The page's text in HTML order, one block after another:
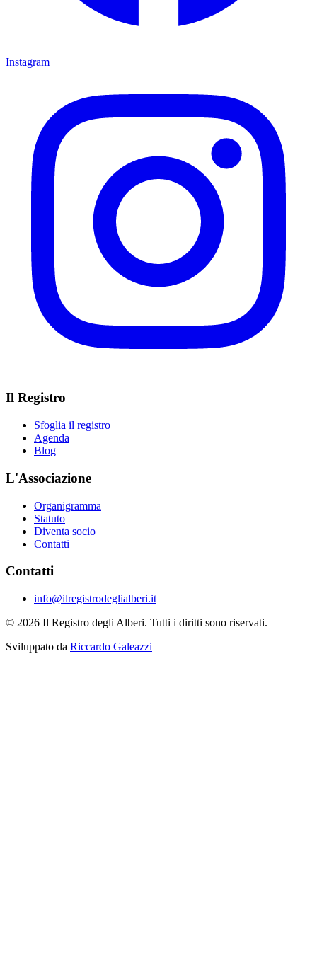
Instagram
Il Registro
Sfoglia il registro
Agenda
Blog
L'Associazione
Organigramma
Statuto
Diventa socio
Contatti
Contatti
info@ilregistrodeglialberi.it
© 2026 Il Registro degli Alberi. Tutti i diritti sono riservati.
Sviluppato da Riccardo Galeazzi